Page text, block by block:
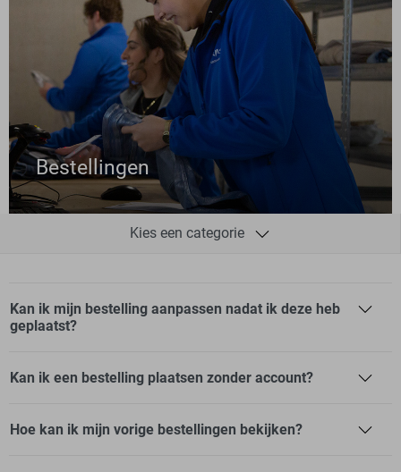
Bestellingen
Kies een categorie
Over mijn account
Retour en terugbetaling
Herroeping
Kan ik mijn bestelling aanpassen nadat ik deze heb
geplaatst?
Kan ik een bestelling plaatsen zonder account?
Hoe kan ik mijn vorige bestellingen bekijken?